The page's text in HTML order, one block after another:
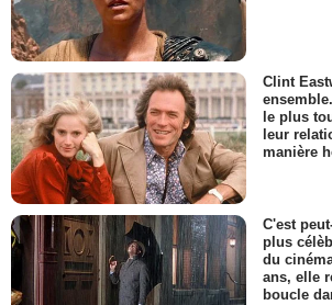
Clint
le plus
leur
manière
C'est
plus
du
ans, elle
boucle